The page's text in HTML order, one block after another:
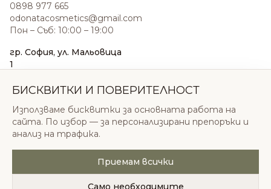
0898 977 665
odonatacosmetics@gmail.com
Пон – Съб: 10:00 – 19:00
гр. София, ул. Мальовица
1
sales@odonatacosmetics.com
Нед: 11:00 – 18:00
© 2026 Одоната Козметикс ООД. Всички права
запазени.
БИСКВИТКИ И ПОВЕРИТЕЛНОСТ
Използваме бисквитки за основната работа на
сайта. По избор — за персонализирани препоръки и
анализ на трафика.
Приемам всички
Само необходимите